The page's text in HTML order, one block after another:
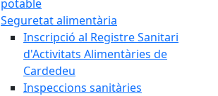
potable
Seguretat alimentària
Inscripció al Registre Sanitari
d'Activitats Alimentàries de
Cardedeu
Inspeccions sanitàries